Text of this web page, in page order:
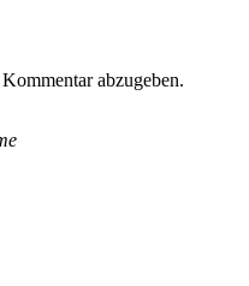
abzugeben.